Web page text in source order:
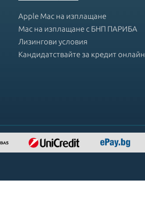
Apple Mac на изплащане
Mac на изплащане с БНП ПАРИБА
Лизингови условия
Кандидатствайте за кредит онлайн